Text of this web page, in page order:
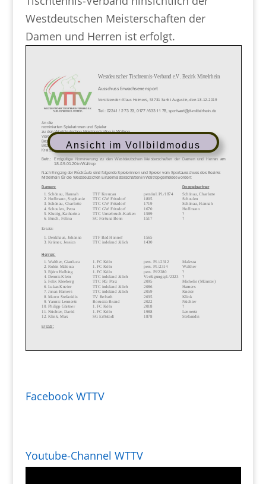
Westdeutschen Meisterschaften der
Damen und Herren ist erfolgt.
Ansicht im Vollbildmodus
Facebook WTTV
Youtube-Channel WTTV